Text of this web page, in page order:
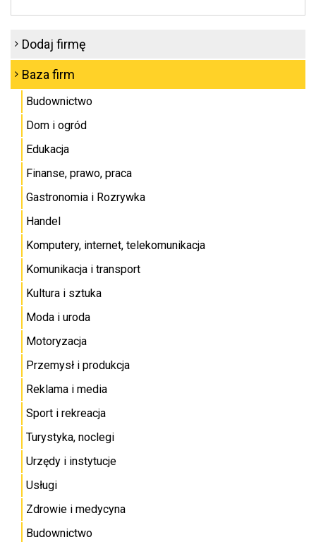
Dodaj firmę
Baza firm
Budownictwo
Dom i ogród
Edukacja
Finanse, prawo, praca
Gastronomia i Rozrywka
Handel
Komputery, internet, telekomunikacja
Komunikacja i transport
Kultura i sztuka
Moda i uroda
Motoryzacja
Przemysł i produkcja
Reklama i media
Sport i rekreacja
Turystyka, noclegi
Urzędy i instytucje
Usługi
Zdrowie i medycyna
Budownictwo